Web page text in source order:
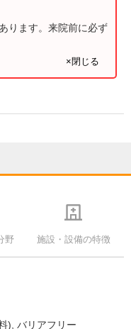
ります。来院前に必ず
×閉じる
野 施設・設備の特徴
) バリアフリー